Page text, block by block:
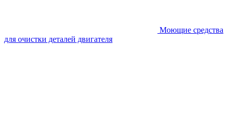
Моющие средства
для очистки деталей двигателя